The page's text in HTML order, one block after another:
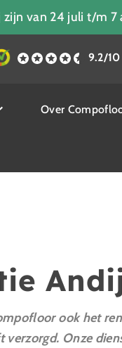
zijn van 24 juli t/m 7
9.2/10
Over
ook het
verzorgd. Onze